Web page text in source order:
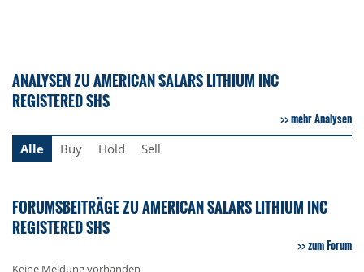
ANALYSEN ZU AMERICAN SALARS LITHIUM INC
REGISTERED SHS
mehr Analysen
Alle
Buy Hold Sell
FORUMSBEITRÄGE ZU AMERICAN SALARS LITHIUM INC
REGISTERED SHS
zum Forum
Keine Meldung vorhanden